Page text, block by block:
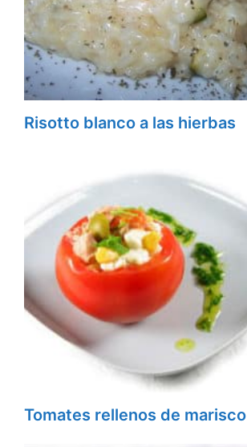
Risotto blanco a las hierbas
Tomates rellenos de marisco